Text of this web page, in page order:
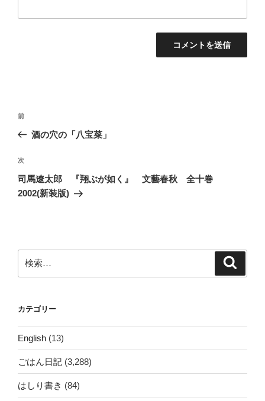
投
ビ
ゲ
ー
前
の
稿
前
酒の穴の「八宝菜」
次
の
投
次
司馬遼太郎 『翔ぶが如く』 文藝春秋 全十巻
2002(新装版)
索:
カテゴリー
English (13)
ごはん日記 (3,288)
はしり書き (84)